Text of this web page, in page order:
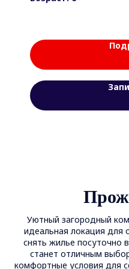
Уютный загородный
идеальная локация для
снять жилье посуточно
станет отличным
комфортные условия для